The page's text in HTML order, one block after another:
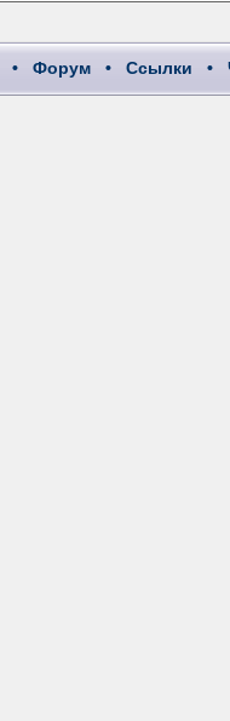
• Форум • Ссылки •